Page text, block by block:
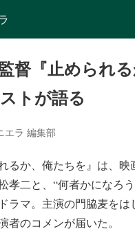
督『止められ
トが語る
エラ 編集部
るか、俺たちを』は、映
孝二と、“何者かになろ
ラマ。主演の門脇麦をは
者のコメンが届いた。